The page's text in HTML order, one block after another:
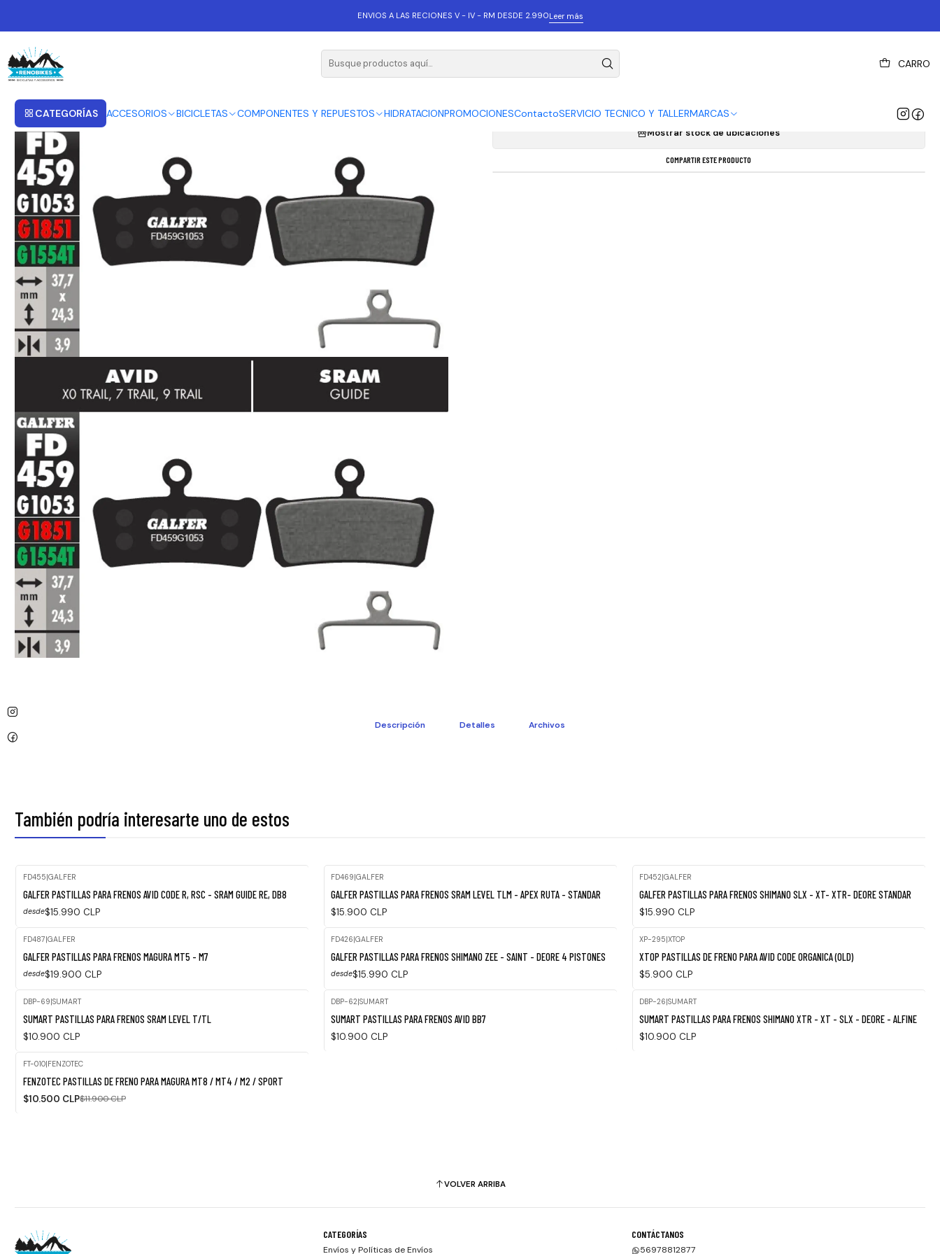
CARRO
CATEGORÍAS ACCESORIOS BICICLETAS COMPONENTES Y REPUESTOS HIDRATACIONPROMOCIONESContactoSERVICIO TECNICO Y TALLERMARCAS
ENVIOS A LAS RECIONES V - IV - RM DESDE 2.990Leer más
GALFER PASTILLAS PARA FRENOS SRAM GUIDE - AVID TRAIL X0, X7, X9
GALFER PASTILLAS PARA FRENOS SRAM GUIDE - AVID TRAIL X0,
Mostrar stock de ubicaciones
COMPARTIR ESTE PRODUCTO
Descripción Detalles Archivos
También podría interesarte uno de estos
FD455|GALFER
GALFER PASTILLAS PARA FRENOS AVID CODE R, RSC - SRAM GUIDE RE, DB8
desde$15.990 CLP
FD469|GALFER
GALFER PASTILLAS PARA FRENOS SRAM LEVEL TLM - APEX RUTA - STANDAR
$15.900 CLP
FD452|GALFER
GALFER PASTILLAS PARA FRENOS SHIMANO SLX - XT- XTR- DEORE STANDAR
$15.990 CLP
FD487|GALFER
GALFER PASTILLAS PARA FRENOS MAGURA MT5 - M7
desde$19.900 CLP
FD426|GALFER
GALFER PASTILLAS PARA FRENOS SHIMANO ZEE - SAINT - DEORE 4 PISTONES
desde$15.990 CLP
XP-295|XTOP
XTOP PASTILLAS DE FRENO PARA AVID CODE ORGANICA (OLD)
$5.900 CLP
DBP-69|SUMART
SUMART PASTILLAS PARA FRENOS SRAM LEVEL T/TL
$10.900 CLP
DBP-62|SUMART
SUMART PASTILLAS PARA FRENOS AVID BB7
$10.900 CLP
DBP-26|SUMART
SUMART PASTILLAS PARA FRENOS SHIMANO XTR - XT - SLX - DEORE - ALFINE
$10.900 CLP
-12%
OFF
FT-010|FENZOTEC
FENZOTEC PASTILLAS DE FRENO PARA MAGURA MT8 / MT4 / M2 / SPORT
$10.500 CLP$11.900 CLP
VOLVER ARRIBA
CATEGORÍAS
Envíos y Políticas de Envíos
CONTÁCTANOS
56978812877